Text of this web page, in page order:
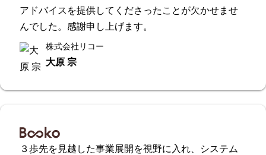
アドバイスを提供してくださったことが欠かせませ
んでした。感謝申し上げます。
株式会社リコー
大原 宗
３歩先を見越した事業展開を視野に入れ、システム